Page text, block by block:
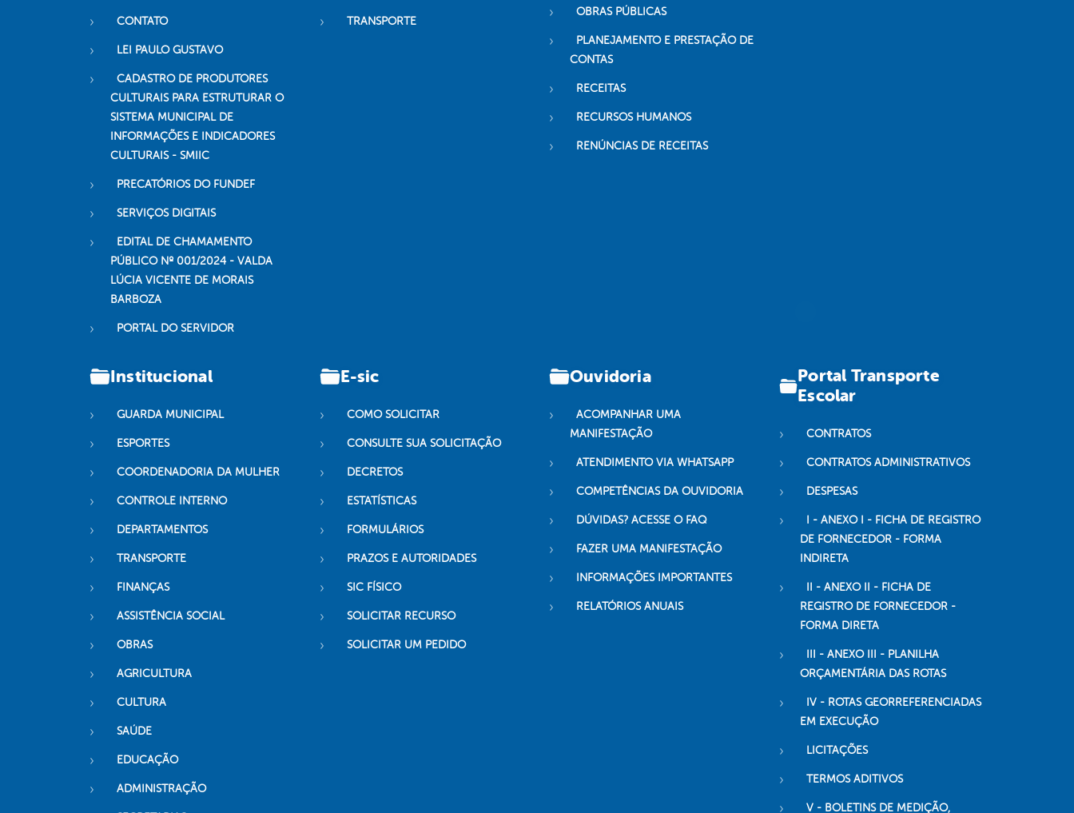
CONTATO
LEI PAULO GUSTAVO
CADASTRO DE PRODUTORES
CULTURAIS PARA ESTRUTURAR O
SISTEMA MUNICIPAL DE
INFORMAÇÕES E INDICADORES
CULTURAIS - SMIIC
PRECATÓRIOS DO FUNDEF
SERVIÇOS DIGITAIS
EDITAL DE CHAMAMENTO
PÚBLICO Nº 001/2024 - VALDA
LÚCIA VICENTE DE MORAIS
BARBOZA
PORTAL DO SERVIDOR
TRANSPORTE
OBRAS PÚBLICAS
PLANEJAMENTO E PRESTAÇÃO DE
CONTAS
RECEITAS
RECURSOS HUMANOS
RENÚNCIAS DE RECEITAS
Institucional
GUARDA MUNICIPAL
ESPORTES
COORDENADORIA DA MULHER
CONTROLE INTERNO
DEPARTAMENTOS
TRANSPORTE
FINANÇAS
ASSISTÊNCIA SOCIAL
OBRAS
AGRICULTURA
CULTURA
SAÚDE
EDUCAÇÃO
ADMINISTRAÇÃO
E-sic
COMO SOLICITAR
CONSULTE SUA SOLICITAÇÃO
DECRETOS
ESTATÍSTICAS
FORMULÁRIOS
PRAZOS E AUTORIDADES
SIC FÍSICO
SOLICITAR RECURSO
SOLICITAR UM PEDIDO
Ouvidoria
ACOMPANHAR UMA
MANIFESTAÇÃO
ATENDIMENTO VIA WHATSAPP
COMPETÊNCIAS DA OUVIDORIA
DÚVIDAS? ACESSE O FAQ
FAZER UMA MANIFESTAÇÃO
INFORMAÇÕES IMPORTANTES
RELATÓRIOS ANUAIS
Portal Transporte
Escolar
CONTRATOS
CONTRATOS ADMINISTRATIVOS
DESPESAS
I - ANEXO I - FICHA DE REGISTRO
DE FORNECEDOR - FORMA
INDIRETA
II - ANEXO II - FICHA DE
REGISTRO DE FORNECEDOR -
FORMA DIRETA
III - ANEXO III - PLANILHA
ORÇAMENTÁRIA DAS ROTAS
IV - ROTAS GEORREFERENCIADAS
EM EXECUÇÃO
LICITAÇÕES
TERMOS ADITIVOS
V - BOLETINS DE MEDIÇÃO,